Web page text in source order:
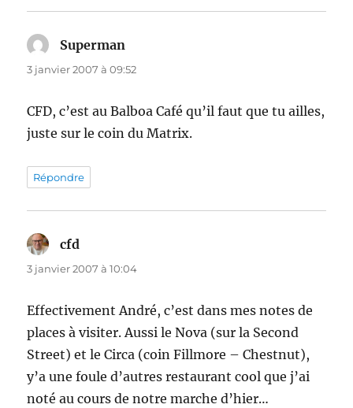
Superman
3 janvier 2007 à 09:52
CFD, c’est au Balboa Café qu’il faut que tu ailles,
juste sur le coin du Matrix.
Répondre
cfd
3 janvier 2007 à 10:04
Effectivement André, c’est dans mes notes de
places à visiter. Aussi le Nova (sur la Second
Street) et le Circa (coin Fillmore – Chestnut),
y’a une foule d’autres restaurant cool que j’ai
noté au cours de notre marche d’hier…